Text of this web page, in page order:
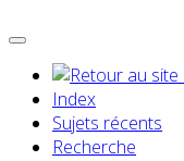
Index
Sujets récents
Recherche